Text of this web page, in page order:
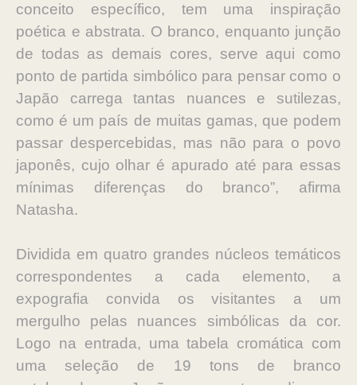
conceito​ específico​, tem uma inspiração
poética e abstrata. O branco, enquanto junção
de todas as demais cores, serve aqui como
ponto de partida simbólico para pensar como o
Japão carrega tantas nuances e sutilezas,
como é um país de muitas gamas, que podem
passar despercebidas, mas não para o povo
japonês, cujo olhar é apurado até para essas
mínimas diferenças do branco”, afirma
Natasha.
Dividida em quatro grandes núcleos temáticos
correspondentes a cada elemento, a
expografia convida os visitantes a um
mergulho pelas nuances simbólicas da cor.
Logo na entrada, uma tabela cromática com
uma seleção de 19 tons de branco